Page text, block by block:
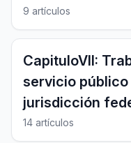
9 artículos
CapituloVII:
servicio
jurisdicción
14 artículos